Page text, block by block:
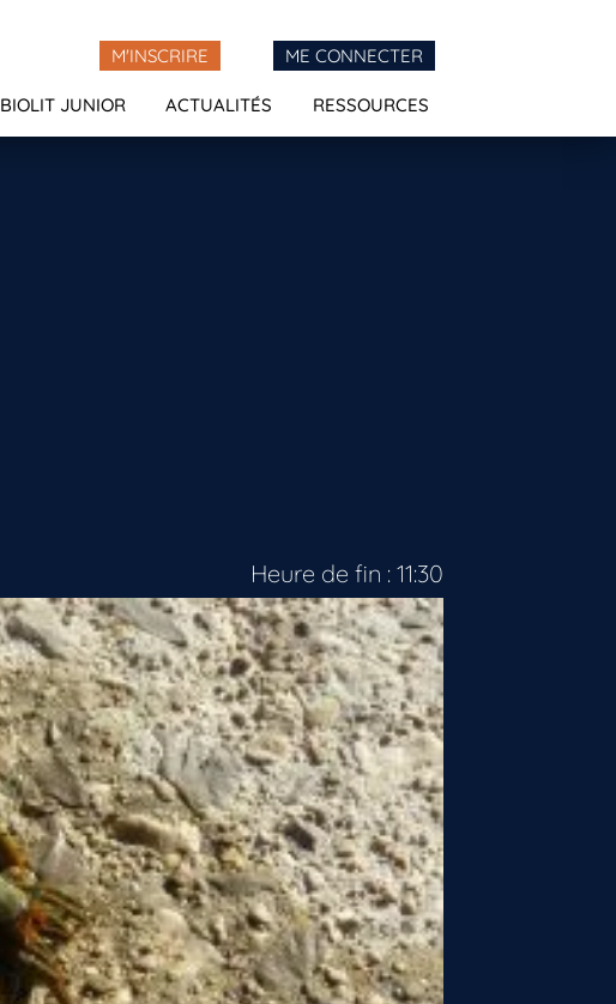
M'INSCRIRE ME CONNECTER
BIOLIT JUNIOR ACTUALITÉS RESSOURCES
Heure de fin : 11:30